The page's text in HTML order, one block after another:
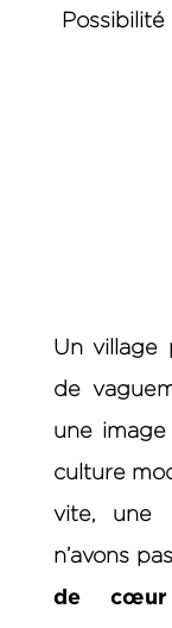
Possibilité
Un village
de
une
culture
vite, une
n’avons
de cœur